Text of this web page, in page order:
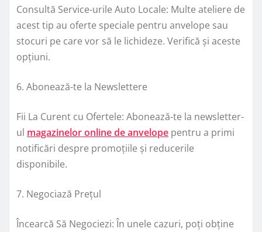
Consultă Service-urile Auto Locale: Multe ateliere de
acest tip au oferte speciale pentru anvelope sau
stocuri pe care vor să le lichideze. Verifică și aceste
opțiuni.
6. Abonează-te la Newslettere
Fii La Curent cu Ofertele: Abonează-te la newsletter-
ul magazinelor online de anvelope pentru a primi
notificări despre promoțiile și reducerile
disponibile.
7. Negociază Prețul
Încearcă Să Negociezi: În unele cazuri, poți obține